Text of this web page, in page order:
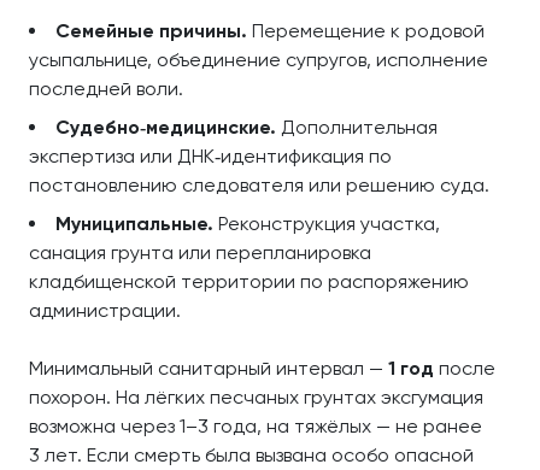
Семейные причины. Перемещение к родовой
усыпальнице, объединение супругов, исполнение
последней воли.
Судебно‑медицинские. Дополнительная
экспертиза или ДНК‑идентификация по
постановлению следователя или решению суда.
Муниципальные. Реконструкция участка,
санация грунта или перепланировка
кладбищенской территории по распоряжению
администрации.
Минимальный санитарный интервал — 1 год после
похорон. На лёгких песчаных грунтах эксгумация
возможна через 1–3 года, на тяжёлых — не ранее
3 лет. Если смерть была вызвана особо опасной